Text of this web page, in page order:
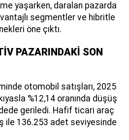
yaşarken, daralan pazarda
segmentler ve hibritle
öne çıktı.
PAZARINDAKİ SON
otomobil satışları, 2025
%12,14 oranında düşüş
geriledi. Hafif ticari araç
ile 136.253 adet seviyesinde